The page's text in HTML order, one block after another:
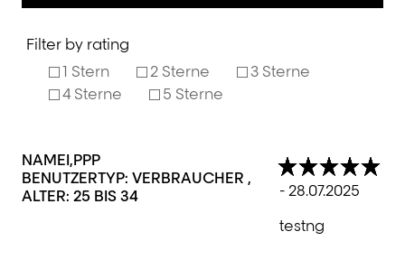
Filter by rating
1 Stern
2 Sterne
3 Sterne
4 Sterne
5 Sterne
NAMEI PPP
BENUTZERTYP: VERBRAUCHER
ALTER: 25 BIS 34
- 28.07.2025
testng